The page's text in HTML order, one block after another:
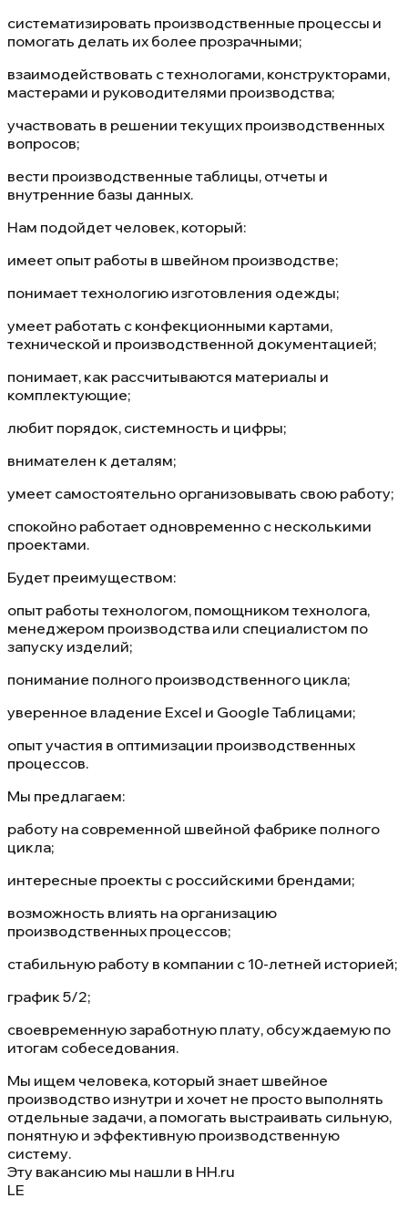
систематизировать производственные процессы и
помогать делать их более прозрачными;
взаимодействовать с технологами, конструкторами,
мастерами и руководителями производства;
участвовать в решении текущих производственных
вопросов;
вести производственные таблицы, отчеты и
внутренние базы данных.
Нам подойдет человек, который:
имеет опыт работы в швейном производстве;
понимает технологию изготовления одежды;
умеет работать с конфекционными картами,
технической и производственной документацией;
понимает, как рассчитываются материалы и
комплектующие;
любит порядок, системность и цифры;
внимателен к деталям;
умеет самостоятельно организовывать свою работу;
спокойно работает одновременно с несколькими
проектами.
Будет преимуществом:
опыт работы технологом, помощником технолога,
менеджером производства или специалистом по
запуску изделий;
понимание полного производственного цикла;
уверенное владение Excel и Google Таблицами;
опыт участия в оптимизации производственных
процессов.
Мы предлагаем:
работу на современной швейной фабрике полного
цикла;
интересные проекты с российскими брендами;
возможность влиять на организацию
производственных процессов;
стабильную работу в компании с 10-летней историей;
график 5/2;
своевременную заработную плату, обсуждаемую по
итогам собеседования.
Мы ищем человека, который знает швейное
производство изнутри и хочет не просто выполнять
отдельные задачи, а помогать выстраивать сильную,
понятную и эффективную производственную
систему.
Эту вакансию мы нашли в HH.ru
LE